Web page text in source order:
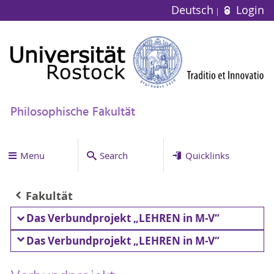
Deutsch Login
Philosophische Fakultät
Menu Search Quicklinks
Fakultät
Das Verbundprojekt „LEHREN in M-V“
Das Verbundprojekt „LEHREN in M-V“